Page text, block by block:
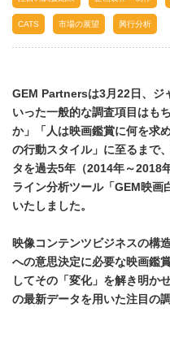
CATS 市場の展望 興行分析
GEM Partnersは3月22日、ジ
いった一般的な調査項目はも
か」「人は映画鑑賞に何を求
の行動スタイル」に至るまで
タを過去5年（2014年～2018
ライン分析ツール「GEM映画
いたしました。
映像コンテンツビジネスの構
への意思決定に必要な映画鑑
してその「変化」を解き明か
の最新データを用いた注目の